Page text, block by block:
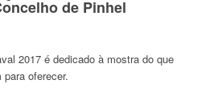
de Pinhel
2017 é dedicado à mostra do que
oferecer.